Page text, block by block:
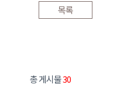
목록
총 게시물30